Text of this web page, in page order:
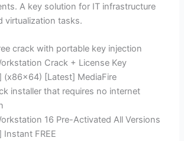
A key solution for IT infrastructure
virtualization tasks.
crack with portable key injection
Crack + License Key
(x86x64) [Latest] MediaFire
installer that requires no internet
16 Pre-Activated All Versions
Instant FREE